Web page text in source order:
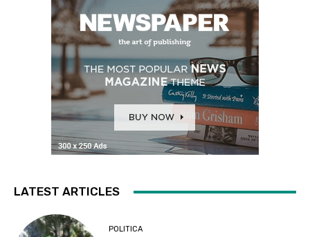
LATEST ARTICLES
POLITICA